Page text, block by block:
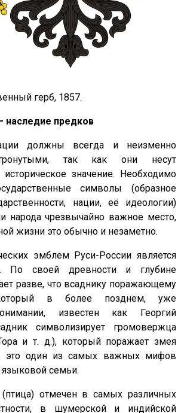
герб, 1857.
наследие предков
должны всегда и неизменно
так как они несут
значение. Необходимо
символы (образное
нации, её идеологии)
народа чрезвычайно важное место,
жизни это обычно и незаметно.
эмблем Руси-России является
По своей древности и глубине
разве, что всаднику поражающему
в более позднем, уже
известен как Георгий
символизирует громовержца
и т. д.), который поражает змея
это один из самых важных мифов
семьи.
отмечен в самых различных
в шумерской и индийской